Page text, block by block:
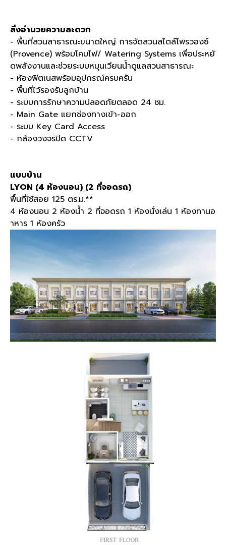
สิ่งอำนวยความสะดวก
- พื้นที่สวนสาธารณะขนาดใหญ่ การจัดสวนสไตล์โพรวองซ์
(Provence) พร้อมโคมไฟ/ Watering Systems เพื่อประหยั
ดพลังงานและช่วยระบบหมุนเวียนน้ำดูแลสวนสาธารณะ
- ห้องฟิตเนสพร้อมอุปกรณ์ครบครัน
- พื้นที่ไว้รองรับลูกบ้าน
- ระบบการรักษาความปลอดภัยตลอด 24 ชม.
- Main Gate แยกช่องทางเข้า-ออก
- ระบบ Key Card Access
- กล้องวงจรปิด CCTV
แบบบ้าน
LYON (4 ห้องนอน) (2 ที่จอดรถ)
พื้นที่ใช้สอย 125 ตร.ม.**
4 ห้องนอน 2 ห้องน้ำ 2 ที่จอดรถ 1 ห้องนั่งเล่น 1 ห้องทานอ
าหาร 1 ห้องครัว